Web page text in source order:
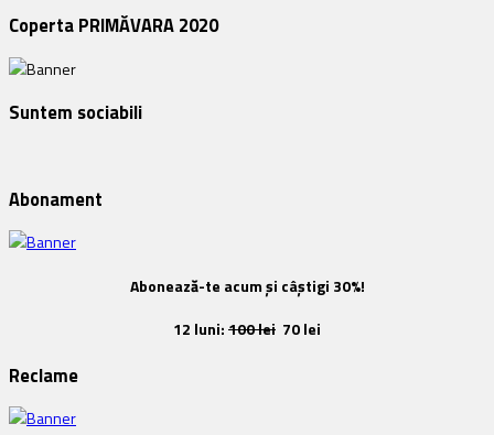
Coperta PRIMĂVARA 2020
Suntem sociabili
Abonament
Abonează-te acum și câștigi 30%!
12 luni:100 lei 70 lei
Reclame